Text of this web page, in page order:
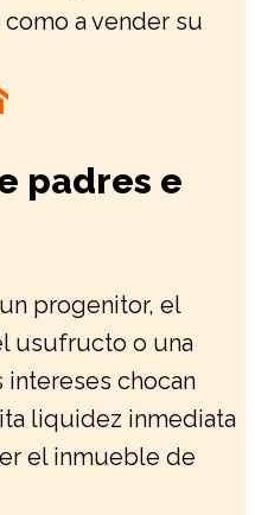
a vender su
padres e
progenitor, el
usufructo o una
intereses chocan
liquidez inmediata
el inmueble de